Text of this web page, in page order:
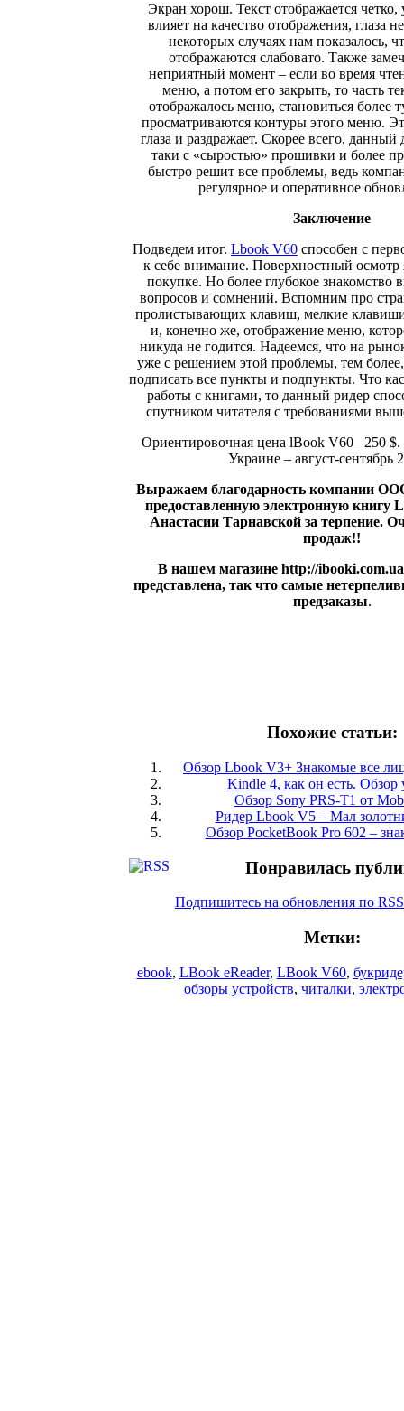
Экран хорош. Текст отображается четко,
влияет на качество отображения, глаза
некоторых случаях нам показалось,
отображаются слабовато. Также
неприятный момент – если во время
меню, а потом его закрыть, то часть
отображалось меню, становиться более
просматриваются контуры этого меню.
глаза и раздражает. Скорее всего, данный
таки с «сыростью» прошивки и более
быстро решит все проблемы, ведь
регулярное и оперативное
Заключение
Подведем итог. Lbook V60 способен с
к себе внимание. Поверхностный осмотр
покупке. Но более глубокое знакомство
вопросов и сомнений. Вспомним про
пролистывающих клавиш, мелкие
и, конечно же, отображение меню,
никуда не годится. Надеемся, что на
уже с решением этой проблемы, тем
подписать все пункты и подпункты. Что
работы с книгами, то данный ридер
спутником читателя с требованиями
Ориентировочная цена lBook V60– 250
Украине – август-сентябрь
Выражаем благодарность компании
предоставленную электронную книгу
Анастасии Тарнавской за терпение.
продаж!!
В нашем магазине http://
представлена, так что самые
предзаказы.
Похожие статьи:
Обзор Lbook V3+ Знакомые все
Kindle 4, как он есть. Обзор
Обзор Sony PRS-T1 от
Ридер Lbook V5 – Мал
Обзор PocketBook Pro 602 –
Понравилась
Подпишитесь на обновления по
Метки:
ebook, LBook eReader, LBook V60,
обзоры устройств, читалки,